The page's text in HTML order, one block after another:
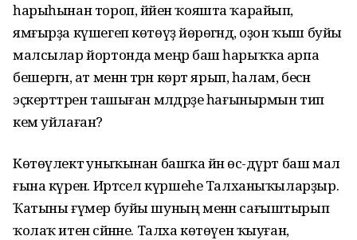
һарыһынан тороп, йәйен ҡояшта ҡарайып,
ямғырҙа күшегеп көтөүҙә йөрөгәндә, оҙон ҡыш буйы
малсылар йортонда меңәр баш һарыҡҡа арпа
бешергән, ат менән тәрән көрт ярып, һалам, бесән
эҫкерттәрен ташыған мәлдәрҙе һағынырмын тип
кем уйлаған?
Көтөүлектә уныҡынан башҡа йәнә өс-дүрт баш мал
ғына күренә. Иртәсел күршеһе Талханыҡыларҙыр.
Ҡатыны ғүмер буйы шуның менән сағыштырып
ҡолаҡ итен сәйнәне. Талха көтөүен ҡыуған,